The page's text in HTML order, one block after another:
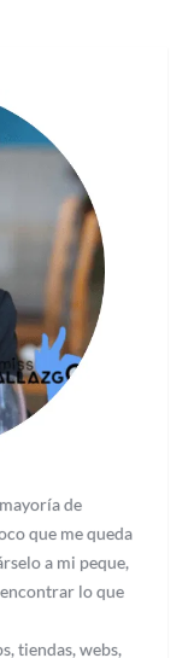
de
que me queda
a mi peque,
lo que
tiendas, webs,